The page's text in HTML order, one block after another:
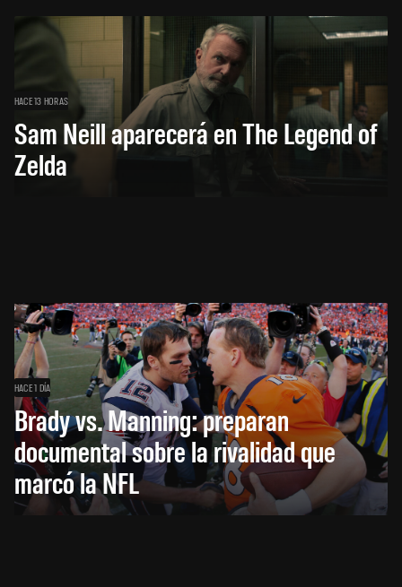
HACE 13 HORAS
Sam Neill aparecerá en The Legend of
Zelda
HACE 1 DÍA
Brady vs. Manning: preparan
documental sobre la rivalidad que
marcó la NFL